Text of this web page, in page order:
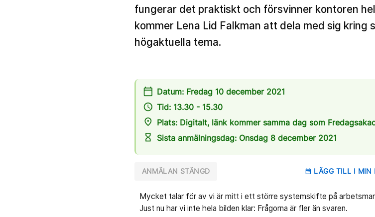
fungerar det praktiskt och försvinner kontoren
kommer Lena Lid Falkman att dela med sig kring
högaktuella tema.
calendar_today Datum: Fredag 10 december 2021
access_time Tid: 13.30 - 15.30
place Plats: Digitalt, länk kommer samma dag som
hourglass_empty Sista anmälningsdag: Onsdag 8 december 2021
ANMÄLAN STÄNGD date_range LÄGG TILL I MIN
Mycket talar för av vi är mitt i ett större systemskifte på
Just nu har vi inte hela bilden klar: Frågorna är fler än svaren.